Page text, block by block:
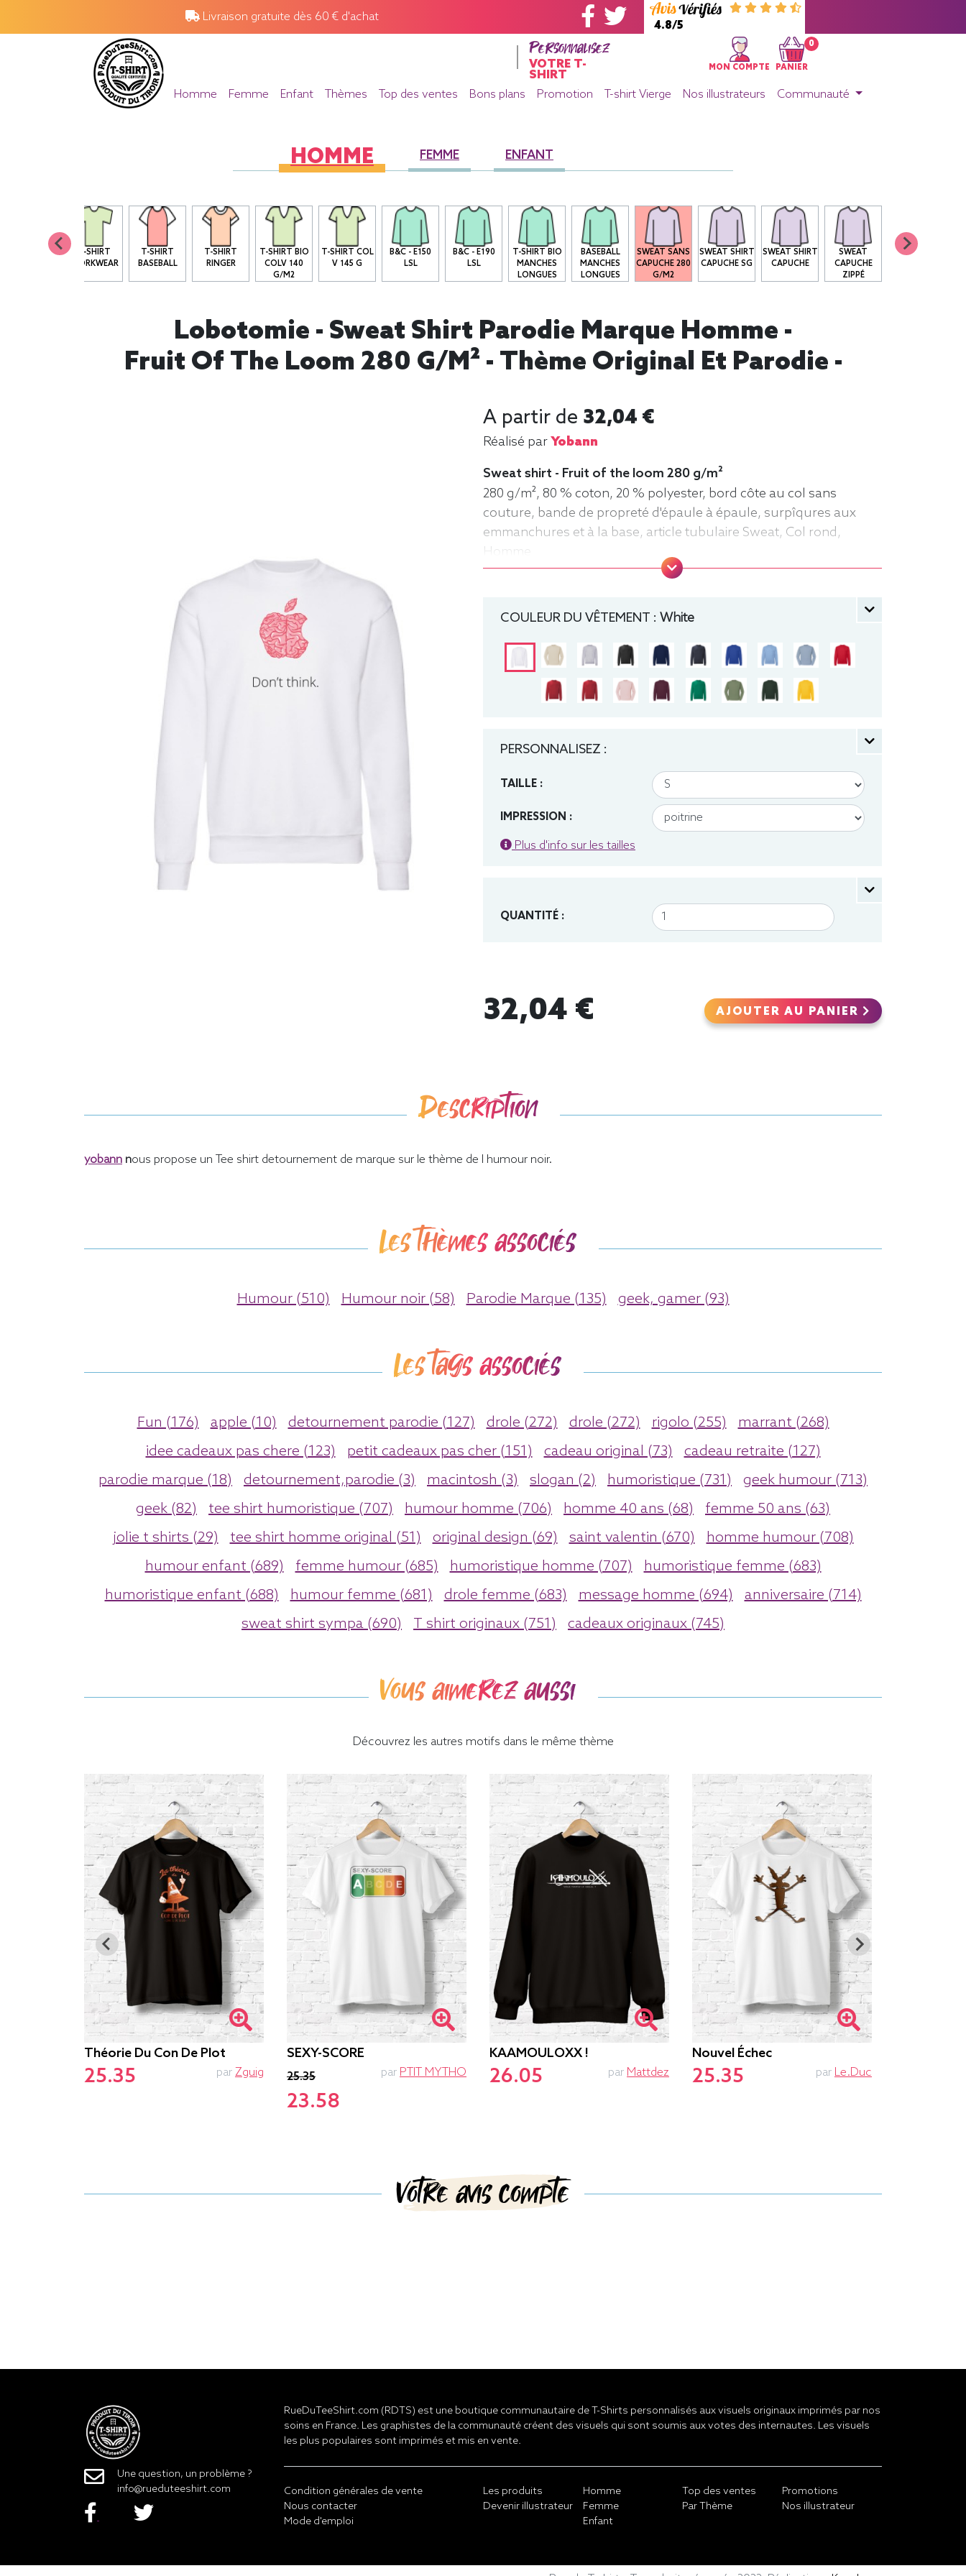
Livraison gratuite dès 60 € d'achat
4.8/5
Personnalisez
VOTRE T-
SHIRT
MON COMPTE
0
PANIER
Homme Femme Enfant Thèmes Top des ventes Bons plans Promotion T-shirt Vierge Nos illustrateurs Communauté
HOMME FEMME ENFANT
T SHIRT BIO
T-SHIRT
WORKWEAR
T-SHIRT
BASEBALL
T-SHIRT
RINGER
T-SHIRT BIO
COLV 140
G/M2
T-SHIRT COL
V 145 G
B&C - E150
LSL
B&C - E190
LSL
T-SHIRT BIO
MANCHES
LONGUES
BASEBALL
MANCHES
LONGUES
SWEAT SANS
CAPUCHE 280
G/M2
SWEAT SHIRT
CAPUCHE SG
SWEAT SHIRT
CAPUCHE
SWEAT
CAPUCHE
ZIPPÉ
Lobotomie - Sweat Shirt Parodie Marque Homme -
Fruit Of The Loom 280 G/m² - Thème Original Et Parodie -
A partir de 32,04 €
Réalisé parYobann
Sweat shirt - Fruit of the loom 280 g/m²
280 g/m², 80 % coton, 20 % polyester, bord côte au col sans
couture, bande de propreté d'épaule à épaule, surpîqures aux
emmanchures et à la base, article tubulaire Sweat, Col rond,
Homme
COULEUR DU VÊTEMENT : White
PERSONNALISEZ :
TAILLE :
IMPRESSION :
Plus d'info sur les tailles
QUANTITÉ :
32,04 € AJOUTER AU PANIER
Description
yobann nous propose un Tee shirt detournement de marque sur le thème de l humour noir.
Les thèmes associés
Humour (510) Humour noir (58) Parodie Marque (135) geek, gamer (93)
Les tags associés
Fun (176) apple (10) detournement parodie (127) drole (272) drole (272) rigolo (255)
marrant (268)
idee cadeaux pas chere (123)
petit cadeaux pas cher (151) cadeau original (73)
cadeau retraite (127)
parodie marque (18)
detournement,parodie (3) macintosh (3) slogan (2) humoristique (731)
geek humour (713)
geek (82)
tee shirt humoristique (707) humour homme (706) homme 40 ans (68)
femme 50 ans (63)
jolie t shirts (29)
tee shirt homme original (51) original design (69) saint valentin (670)
homme humour (708)
humour enfant (689)
femme humour (685) humoristique homme (707)
humoristique femme (683)
humoristique enfant (688)
humour femme (681) drole femme (683) message homme (694)
anniversaire (714)
sweat shirt sympa (690)
T shirt originaux (751) cadeaux originaux (745)
Vous aimerez aussi
Découvrez les autres motifs dans le même thème
Théorie Du Con De Plot
25.35 par Zguig
SEXY-SCORE
25.35
23.58
par PTIT MYTHO
KAAMOULOXX !
26.05 par Mattdez
Nouvel Échec
25.35 par Le.duc
Votre avis compte
Une question, un problème ?
info@rueduteeshirt.com
RueDuTeeShirt.com (RDTS) est une boutique communautaire de T-Shirts personnalisés aux visuels originaux imprimés par nos
soins en France. Les graphistes de la communauté créent des visuels qui sont soumis aux votes des internautes. Les visuels
les plus populaires sont imprimés et mis en vente.
Condition générales de vente
Nous contacter
Mode d'emploi
Les produits
Devenir illustrateur
Homme
Femme
Enfant
Top des ventes
Par Thème
Promotions
Nos illustrateur